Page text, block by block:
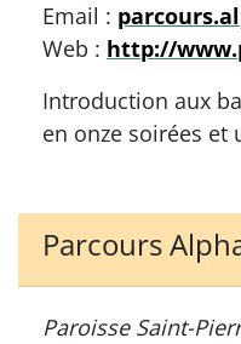
Email :
Web : http://
Introduction aux
en onze soirées et
Parcours
Paroisse Saint-